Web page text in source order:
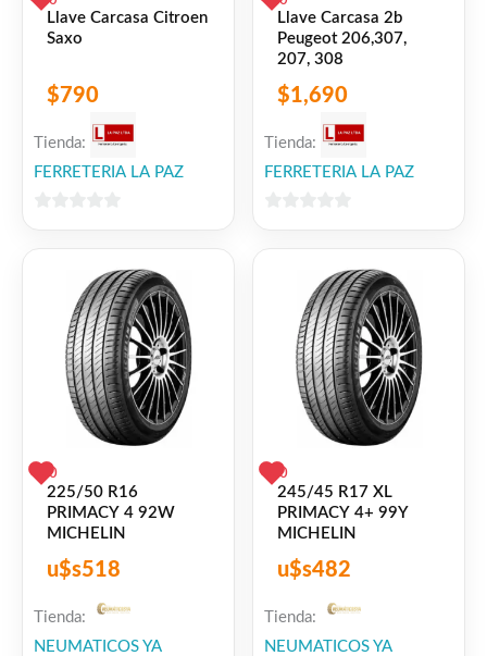
Llave Carcasa Citroen
Saxo
$790
Tienda:
FERRETERIA LA PAZ
Llave Carcasa 2b
Peugeot 206,307,
207, 308
$1,690
Tienda:
FERRETERIA LA PAZ
0
225/50 R16
PRIMACY 4 92W
MICHELIN
u$s518
Tienda:
NEUMATICOS YA
0
245/45 R17 XL
PRIMACY 4+ 99Y
MICHELIN
u$s482
Tienda:
NEUMATICOS YA